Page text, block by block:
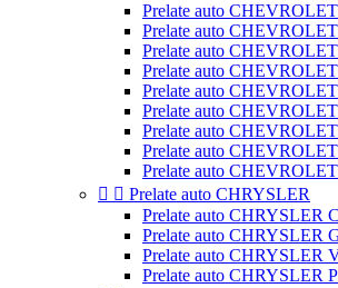
Prelate auto
Prelate auto
Prelate auto
Prelate auto
Prelate auto
Prelate auto
Prelate auto
Prelate auto
Prelate auto
  Prelate auto CHRYSLER
Prelate auto CHRYSLER
Prelate auto CHRYSLER
Prelate auto CHRYSLER
Prelate auto CHRYSLER